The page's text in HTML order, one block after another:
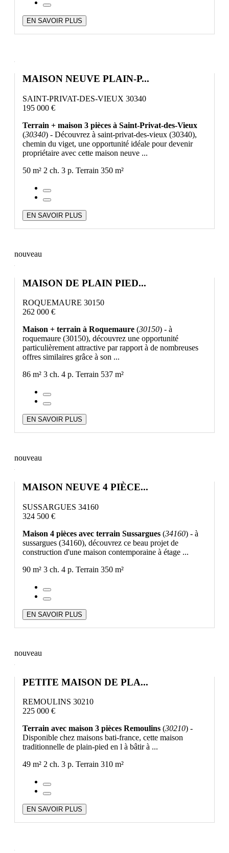
EN SAVOIR PLUS
MAISON NEUVE PLAIN-P...
SAINT-PRIVAT-DES-VIEUX 30340
195 000 €
Terrain + maison 3 pièces à Saint-Privat-des-Vieux
(30340) - Découvrez à saint-privat-des-vieux (30340),
chemin du viget, une opportunité idéale pour devenir
propriétaire avec cette maison neuve ...
50 m² 2 ch. 3 p. Terrain 350 m²
EN SAVOIR PLUS
nouveau
MAISON DE PLAIN PIED...
ROQUEMAURE 30150
262 000 €
Maison + terrain à Roquemaure (30150) - à
roquemaure (30150), découvrez une opportunité
particulièrement attractive par rapport à de nombreuses
offres similaires grâce à son ...
86 m² 3 ch. 4 p. Terrain 537 m²
EN SAVOIR PLUS
nouveau
MAISON NEUVE 4 PIÈCE...
SUSSARGUES 34160
324 500 €
Maison 4 pièces avec terrain Sussargues (34160) - à
sussargues (34160), découvrez ce beau projet de
construction d'une maison contemporaine à étage ...
90 m² 3 ch. 4 p. Terrain 350 m²
EN SAVOIR PLUS
nouveau
PETITE MAISON DE PLA...
REMOULINS 30210
225 000 €
Terrain avec maison 3 pièces Remoulins (30210) -
Disponible chez maisons bati-france, cette maison
traditionnelle de plain-pied en l à bâtir à ...
49 m² 2 ch. 3 p. Terrain 310 m²
EN SAVOIR PLUS